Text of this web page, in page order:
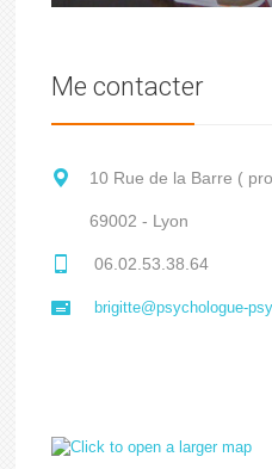
Me contacter
10 Rue de la Barre (
69002 - Lyon
06.02.53.38.64
brigitte@psychologue-